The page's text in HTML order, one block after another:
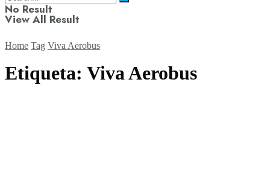
No Result
View All Result
Home Tag Viva Aerobus
Etiqueta: Viva Aerobus